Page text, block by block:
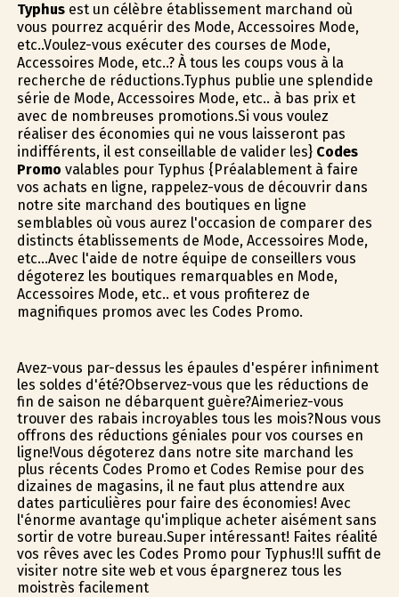
Typhusest un célèbre établissement marchand où
vous pourrez acquérir des Mode, Accessoires Mode,
etc..Voulez-vous exécuter des courses de Mode,
Accessoires Mode, etc..? À tous les coups vous à la
recherche de réductions.Typhus publie une splendide
série de Mode, Accessoires Mode, etc.. à bas prix et
avec de nombreuses promotions.Si vous voulez
réaliser des économies qui ne vous laisseront pas
indifférents, il est conseillable de valider les} Codes
Promo valables pour Typhus {Préalablement à faire
vos achats en ligne, rappelez-vous de découvrir dans
notre site marchand des boutiques en ligne
semblables où vous aurez l'occasion de comparer des
distincts établissements de Mode, Accessoires Mode,
etc...Avec l'aide de notre équipe de conseillers vous
dégoterez les boutiques remarquables en Mode,
Accessoires Mode, etc.. et vous profiterez de
magnifiques promos avec les Codes Promo.
Avez-vous par-dessus les épaules d'espérer infiniment
les soldes d'été?Observez-vous que les réductions de
fin de saison ne débarquent guère?Aimeriez-vous
trouver des rabais incroyables tous les mois?Nous vous
offrons des réductions géniales pour vos courses en
ligne!Vous dégoterez dans notre site marchand les
plus récents Codes Promo et Codes Remise pour des
dizaines de magasins, il ne faut plus attendre aux
dates particulières pour faire des économies! Avec
l'énorme avantage qu'implique acheter aisément sans
sortir de votre bureau.Super intéressant! Faites réalité
vos rêves avec les Codes Promo pour Typhus!Il suffit de
visiter notre site web et vous épargnerez tous les
moistrès facilement